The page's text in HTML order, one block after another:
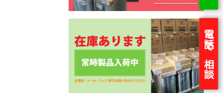
電話で相談